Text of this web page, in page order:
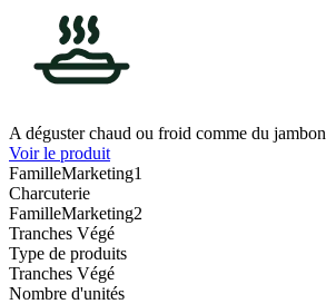
A déguster chaud ou froid comme du jambon
Voir le produit
FamilleMarketing1
Charcuterie
FamilleMarketing2
Tranches Végé
Type de produits
Tranches Végé
Nombre d'unités